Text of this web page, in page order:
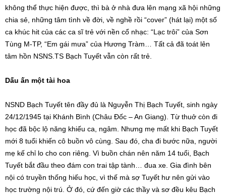
không thể thực hiện được, thì bà ở nhà đưa lên mạng xã hội những
chia sẻ, những tâm tình về đời, về nghề rồi “cover” (hát lại) một số
ca khúc hit của các ca sĩ trẻ với nền cổ nhạc: “Lạc trôi” của Sơn
Tùng M-TP, “Em gái mưa” của Hương Tràm… Tất cả đã toát lên
tâm hồn NSNS.TS Bạch Tuyết vẫn còn rất trẻ.
Dấu ấn một tài hoa
NSND Bạch Tuyết tên đầy đủ là Nguyễn Thị Bạch Tuyết, sinh ngày
24/12/1945 tại Khánh Bình (Châu Đốc – An Giang). Từ thuở còn đi
học đã bộc lộ năng khiếu ca, ngâm. Nhưng mẹ mất khi Bạch Tuyết
mới 8 tuổi khiến cô buồn vô cùng. Sau đó, cha đi bước nữa, người
mẹ kế chỉ lo cho con riêng. Vì buồn chán nên năm 14 tuổi, Bạch
Tuyết bắt đầu theo đám con trai tập tành… đua xe. Gia đình bên
nội có truyền thống hiếu học, vì thế mà sợ Tuyết hư nên gửi vào
học trường nội trú. Ở đó, cứ đến giờ các thầy và sơ đều kêu Bạch